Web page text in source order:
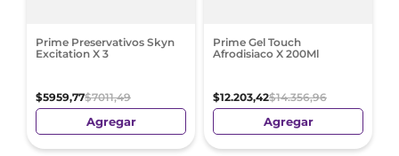
Prime Preservativos Skyn
Excitation X 3
$5959,77$7011,49
Agregar
Prime Gel Touch
Afrodisiaco X 200Ml
$12.203,42$14.356,96
Agregar